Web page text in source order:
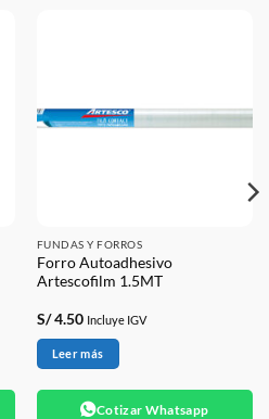
FUNDAS Y FORROS
Forro Autoadhesivo
Artescofilm 1.5MT
S/4.50 Incluye IGV
Leer más
Cotizar Whatsapp